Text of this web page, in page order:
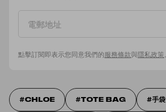
點擊訂閱即表示您同意我們的服務條款與隱私政策
CHLOE TOTE BAG 手袋